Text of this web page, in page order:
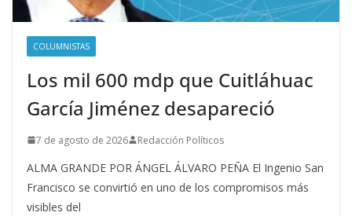
COLUMNISTAS
Los mil 600 mdp que Cuitláhuac
García Jiménez desapareció
7 de agosto de 2026 Redacción Políticos
ALMA GRANDE POR ÁNGEL ÁLVARO PEÑA El Ingenio San
Francisco se convirtió en uno de los compromisos más
visibles del